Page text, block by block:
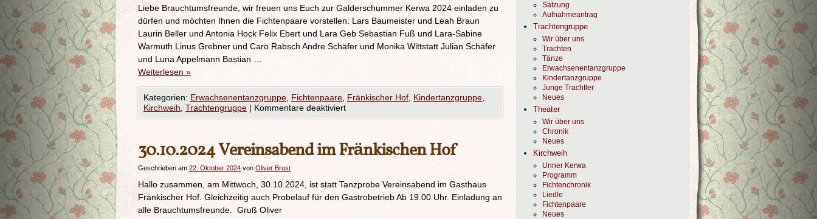
Liebe Brauchtumsfreunde, wir freuen uns Euch zur Galderschummer Kerwa 2024 einladen zu
dürfen und möchten Ihnen die Fichtenpaare vorstellen: Lars Baumeister und Leah Braun
Laurin Beller und Antonia Hock Felix Ebert und Lara Geb Sebastian Fuß und Lara-Sabine
Warmuth Linus Grebner und Caro Rabsch Andre Schäfer und Monika Wittstatt Julian Schäfer
und Luna Appelmann Bastian …
Weiterlesen »
Kategorien: Erwachsenentanzgruppe Fichtenpaare Fränkischer Hof Kindertanzgruppe
Kirchweih Trachtengruppe | Kommentare deaktiviert
30.10.2024 Vereinsabend im Fränkischen Hof
Geschrieben am 22. Oktober 2024 von Oliver Brust
Hallo zusammen, am Mittwoch, 30.10.2024, ist statt Tanzprobe Vereinsabend im Gasthaus
Fränkischer Hof. Gleichzeitig auch Probelauf für den Gastrobetrieb Ab 19.00 Uhr. Einladung an
alle Brauchtumsfreunde. Gruß Oliver
Satzung
Aufnahmeantrag
Trachtengruppe
Wir über uns
Trachten
Tänze
Erwachsenentanzgruppe
Kindertanzgruppe
Junge Trachtler
Neues
Theater
Wir über uns
Chronik
Neues
Kirchweih
Unner Kerwa
Programm
Fichtenchronik
Liedle
Fichtenpaare
Neues